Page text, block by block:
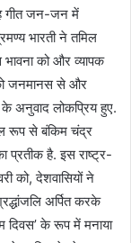
गीत जन-जन में
भारती ने तमिल
भावना को और व्यापक
जनमानस से और
के अनुवाद लोकप्रिय हुए.
रूप से बंकिम चंद्र
प्रतीक है. इस राष्ट्र-
को, देशवासियों ने
अर्पित करके
दिवस’ के रूप में मनाया